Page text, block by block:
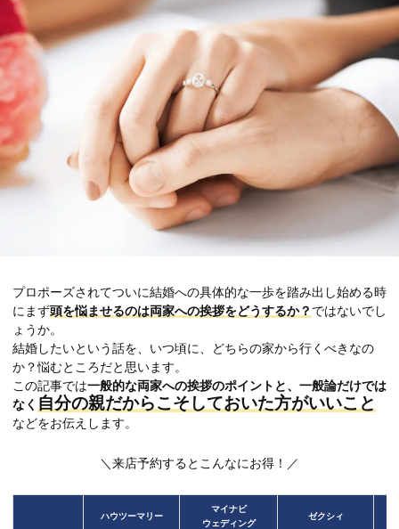
プロポーズされてついに結婚への具体的な一歩を踏み出し始める時
にまず頭を悩ませるのは両家への挨拶をどうするか？ ではないでし
ょうか。
結婚したいという話を、いつ頃に、どちらの家から行くべきなの
か？悩むところだと思います。
この記事では一般的な両家への挨拶のポイントと、一般論だけでは
なく 自分の親だからこそしておいた方がいいこと
などをお伝えします。
＼来店予約するとこんなにお得！／
ハウツーマリー
マイナビ
ウェディング
ゼクシィ